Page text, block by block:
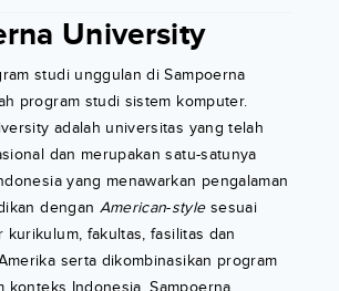
University
studi unggulan di Sampoerna
program studi sistem komputer.
adalah universitas yang telah
dan merupakan satu-satunya
yang menawarkan pengalaman
dengan American-stylesesuai
kurikulum, fakultas, fasilitas dan
serta dikombinasikan program
konteks Indonesia. Sampoerna